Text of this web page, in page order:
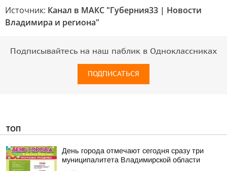
Источник: Канал в МАКС "Губерния33 | Новости
Владимира и региона"
Подписывайтесь на наш паблик в Одноклассниках
ПОДПИСАТЬСЯ
ТОП
День города отмечают сегодня сразу три
муниципалитета Владимирской области